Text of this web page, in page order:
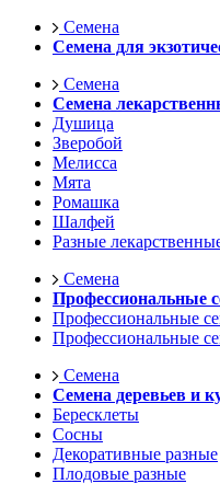
Семена
Семена для
Семена
Семена
Душица
Зверобой
Мелисса
Мята
Ромашка
Шалфей
Разные
Семена
Профессиональные
Профессиональные
Профессиональные
Семена
Семена деревьев и
Бересклеты
Сосны
Декоративные разные
Плодовые разные